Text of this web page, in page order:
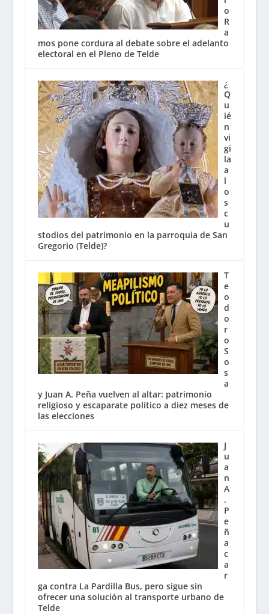
o
R
a
mos pone cordura al debate sobre el adelanto
electoral en el Pleno de Telde
¿
Q
u
ié
n
vi
gi
la
a
l
o
s
c
u
stodios del patrimonio en la parroquia de San
Gregorio (Telde)?
T
e
o
d
o
r
o
S
o
s
a
y Juan A. Peña vuelven al altar: patrimonio
religioso y escaparate político a diez meses de
las elecciones
J
u
a
n
A
.
P
e
ñ
a
c
a
r
ga contra La Pardilla Bus, pero sigue sin
ofrecer una solución al transporte urbano de
Telde